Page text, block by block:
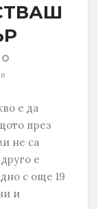
е да
през
не са
е
с още 19
и